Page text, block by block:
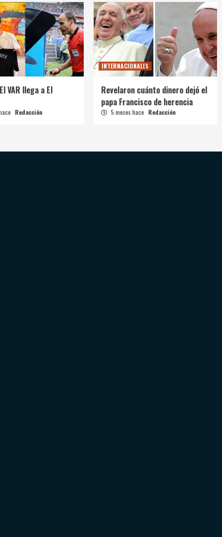
VAR llega a El
Redacción
INTERNACIONALES
Revelaron cuánto dinero dejó el
papa Francisco de herencia
5 meses hace Redacción